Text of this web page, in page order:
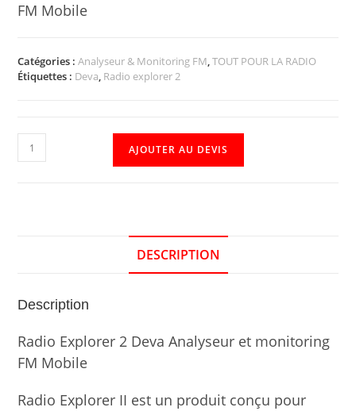
FM Mobile
Catégories :Analyseur & Monitoring FM,TOUT POUR LA RADIO
Étiquettes : Deva, Radio explorer 2
AJOUTER AU DEVIS
DESCRIPTION
Description
Radio Explorer 2 Deva Analyseur et monitoring
FM Mobile
Radio Explorer II est un produit conçu pour